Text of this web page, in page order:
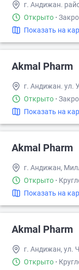
г. Андижан.
Открыто ·
Показать на
Akmal Pharm
г. Андижан. ул.
Открыто ·
Показать на
Akmal Pharm
г. Андижан,
Открыто ·
Показать на
Akmal Pharm
г. Андижан, ул.
Открыто ·